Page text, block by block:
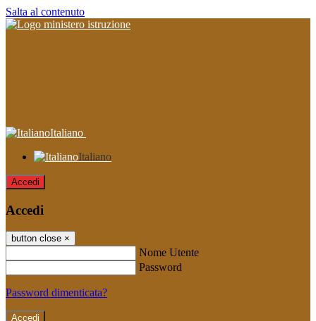
Salta al contenuto
Italiano
Italiano
Accedi
Accedi
button close ×
Nome Utente
Password
Password dimenticata?